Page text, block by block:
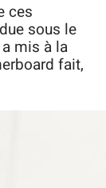
ces
sous le
mis à la
fait,